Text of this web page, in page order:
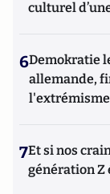
culturel
6Demokratie
allemande,
l'extrémisme
7Et si nos
génération Z